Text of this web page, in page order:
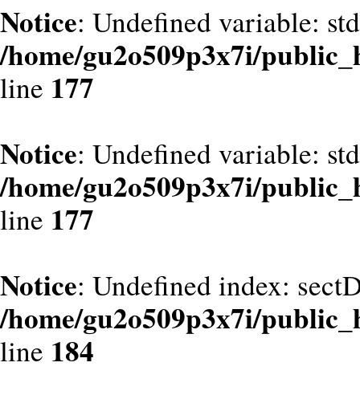
Notice: Undefined variable:
/home/gu2o509p3x7i/
line 177
Notice: Undefined variable:
/home/gu2o509p3x7i/
line 177
Notice: Undefined index:
/home/gu2o509p3x7i/
line 184